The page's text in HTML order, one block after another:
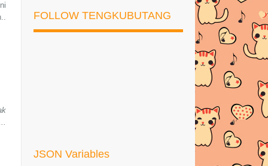
FOLLOW TENGKUBUTANG
JSON Variables